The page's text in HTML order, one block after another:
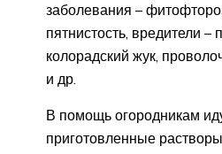
заболевания –
пятнистость, вредители –
колорадский жук,
и др.
В помощь огородникам
приготовленные